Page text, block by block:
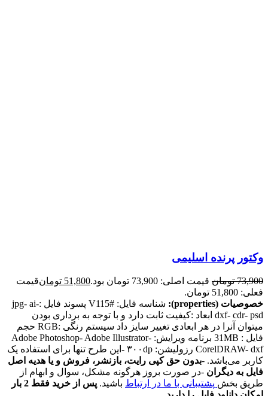
وکتور پرنده اسلیمی
73,900 تومان قیمت اصلی: 73,900 تومان بود. 51,800 تومانقیمت
فعلی: 51,800 تومان.
خصوصیات (properties):
شناسه فایل: #V115 پسوند فایل :jpg- ai-
dxf- cdr- psd ابعاد :کیفیت ثابت دارد و با توجه به برداری بودن
میتوان آنرا در هر ابعادی تغییر سایز داد سیستم رنگی :RGB حجم
فایل : 31MB برنامه ویرایش: Adobe Photoshop- Adobe Illustrator-
CorelDRAW- dxf رزولیشن: ۳۰۰dp -این طرح تنها برای استفاده یک
کاربر می‌باشد. -بدون حق کپی رایت، بازنشر، فروش و یا هدیه اصل
فایل به دیگران -در صورت بروز هرگونه مشکل، سوال و ابهام از
طریق بخش پشتیبانی با ما در ارتباط باشید.
پس از خرید فقط 2 بار